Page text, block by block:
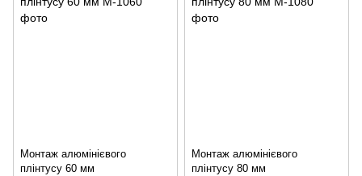
Монтаж алюмінієвого
плінтусу 60 мм
Монтаж алюмінієвого
плінтусу 80 мм